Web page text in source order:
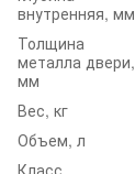
внутренняя, мм
Толщина
металла двери,
мм
Вес, кг
Объем, л
Класс